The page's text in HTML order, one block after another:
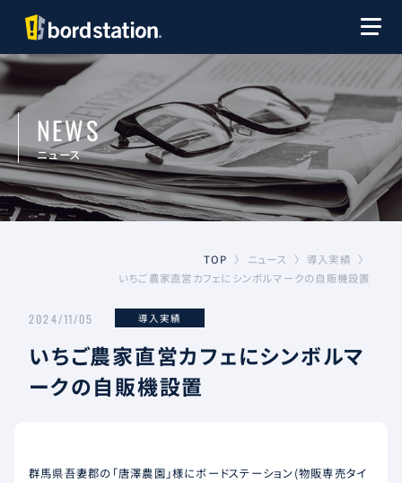
TOP 〉 ニュース 〉 導入実績 〉
いちご農家直営カフェにシンボルマークの自販機設置
NEWS
ニュース
2024/11/05 導入実績
いちご農家直営カフェにシンボルマ
ークの自販機設置
群馬県吾妻郡の「唐澤農園」様にボードステーション(物販専売タイ